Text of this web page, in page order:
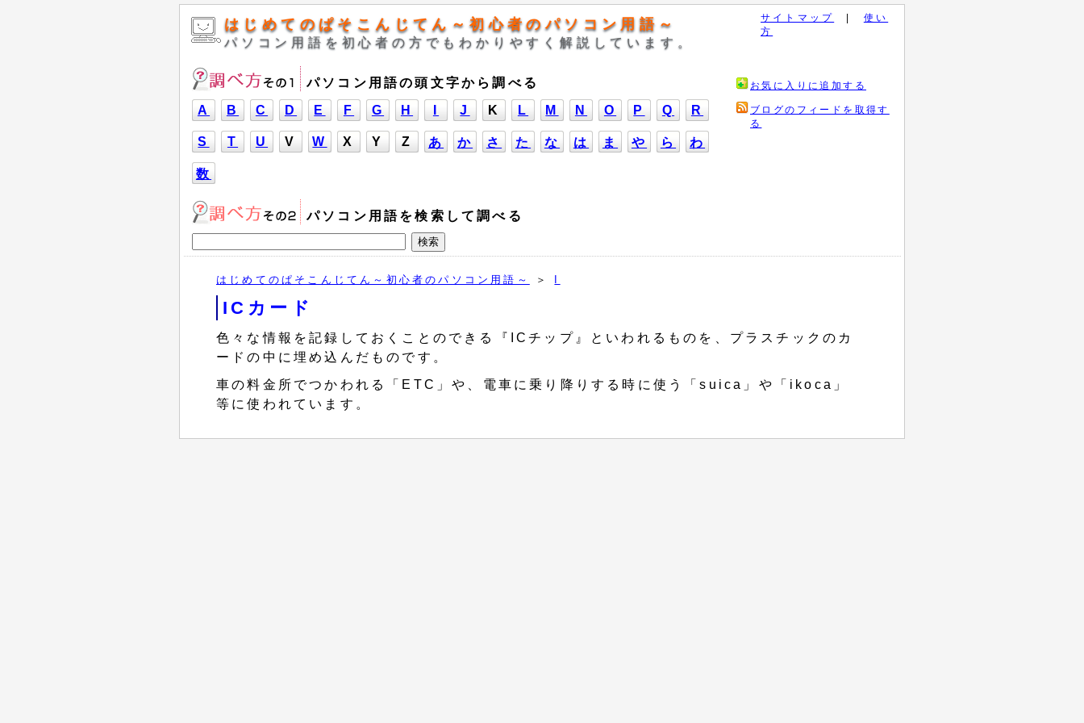
はじめてのぱそこんじてん～初心者のパソコン用語～
パソコン用語を初心者の方でもわかりやすく解説しています。
サイトマップ
使い
方
パソコン用語の頭文字から調べる
A
B C D E F G H J K L M N O P Q R
S T U V W X Y Z あ か さ た な は ま や ら わ
数
パソコン用語を検索して調べる
お気に入りに追加する
ブログのフィードを取得す
る
はじめてのぱそこんじてん～初心者のパソコン用語～ ＞
ICカード
色々な情報を記録しておくことのできる『ICチップ』といわれるものを、プラスチックのカ
ードの中に埋め込んだものです。
車の料金所でつかわれる「ETC」や、電車に乗り降りする時に使う「suica」や「ikoca」
等に使われています。